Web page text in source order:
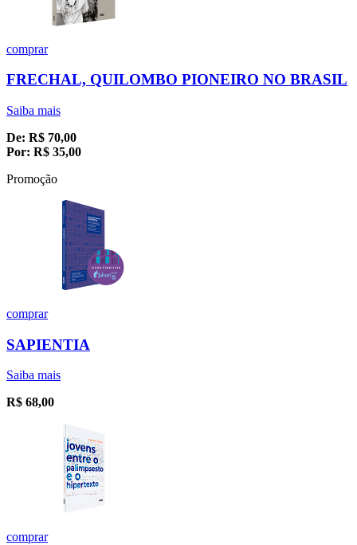
comprar
FRECHAL, QUILOMBO PIONEIRO NO BRASIL
Saiba mais
De: R$ 70,00
Por: R$ 35,00
Promoção
comprar
SAPIENTIA
Saiba mais
R$ 68,00
comprar